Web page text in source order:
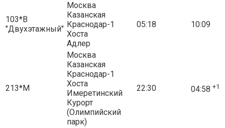
103*В
"Двухэтажный"
Москва
Казанская
Краснодар-1
Хоста
Адлер
05:18 10:09
213*М
Москва
Казанская
Краснодар-1
Хоста
Имеретинский
Курорт
(Олимпийский
парк)
22:30 04:58 +1